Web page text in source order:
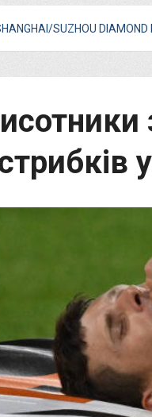
SUZHOU DIAMOND